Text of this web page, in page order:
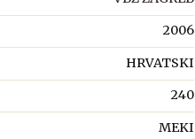
2006
HRVATSKI
240
MEKI